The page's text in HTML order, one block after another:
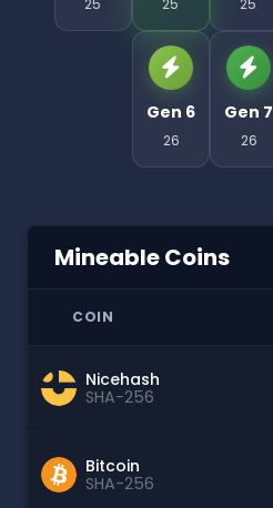
Gen 6
26
Gen 7
26
Mineable Coins
COIN
Nicehash
SHA-256
Bitcoin
SHA-256